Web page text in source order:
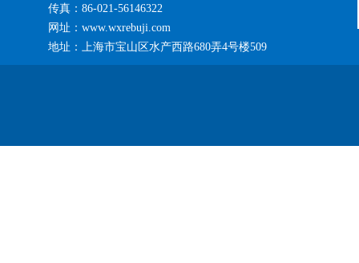
传真：86-021-56146322
网址：www.wxrebuji.com
地址：上海市宝山区水产西路680弄4号楼509